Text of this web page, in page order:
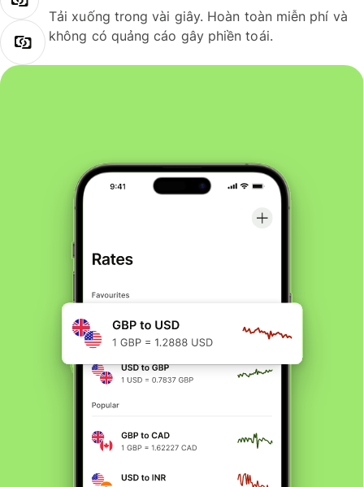
Tải xuống trong vài giây. Hoàn toàn miễn phí và
không có quảng cáo gây phiền toái.